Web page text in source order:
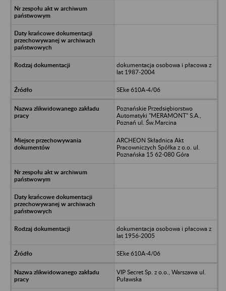
dokumentacja osobowa i płacowa z
lat 1987-2004
SEke 610A-4/06
Poznańskie Przedsiębiorstwo
Automatyki "MERAMONT" S.A.,
Poznań ul. Św.Marcina
ARCHEON Składnica Akt
Pracowniczych Spółka z o.o. ul.
Poznańska 15 62-080 Góra
dokumentacja osobowa i płacowa z
lat 1956-2005
SEke 610A-4/06
VIP Secret Sp. z o.o., Warszawa ul.
Puławska